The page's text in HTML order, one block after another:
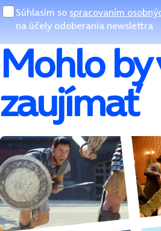
Súhlasím so spracovaním
na účely odoberania newslettra
Mohlo by
zaujímať